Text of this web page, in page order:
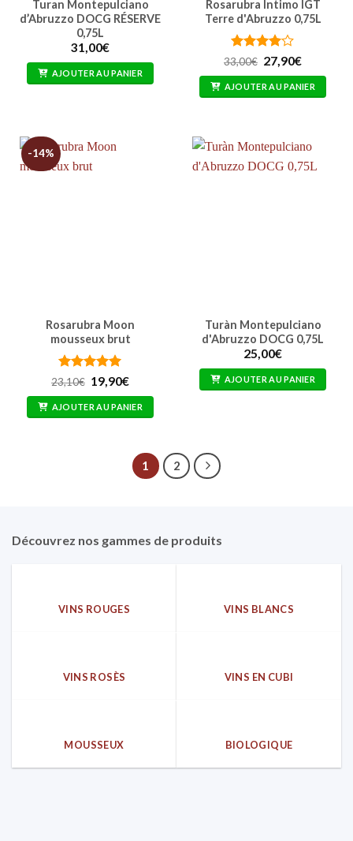
Turan Montepulciano
d’Abruzzo DOCG RÉSERVE
0,75L
31,00€
AJOUTER AU PANIER
Rosarubra Intimo IGT
Terre d'Abruzzo 0,75L
Note 4
33,00€ Le
prix
initial
était :
27,90€Le
actuel
est :
AJOUTER AU PANIER
-14%
Rosarubra Moon
mousseux brut
Note 5 sur
23,10€ Le
initial
était :
19,90€Le
actuel
est :
AJOUTER AU PANIER
Turàn Montepulciano
d'Abruzzo DOCG 0,75L
25,00€
AJOUTER AU PANIER
1 2
Découvrez nos gammes de produits
VINS ROUGES VINS BLANCS
VINS ROSÈS VINS EN CUBI
MOUSSEUX BIOLOGIQUE